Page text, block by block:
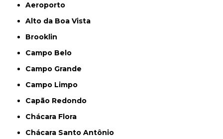
Aeroporto
Alto da Boa Vista
Brooklin
Campo Belo
Campo Grande
Campo Limpo
Capão Redondo
Chácara Flora
Chácara Santo Antônio